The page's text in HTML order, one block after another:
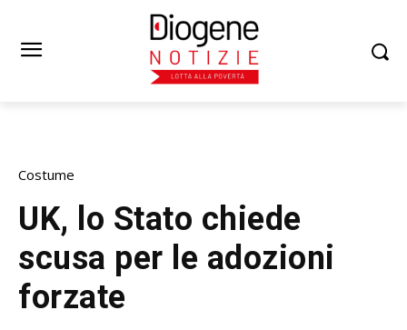
Costume
UK, lo Stato chiede
scusa per le adozioni
forzate